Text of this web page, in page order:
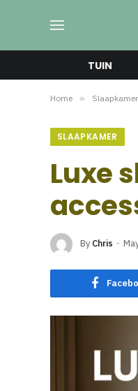
TUIN
Home » Slaapkamer
SLAAPKAMER
Luxe
By Chris